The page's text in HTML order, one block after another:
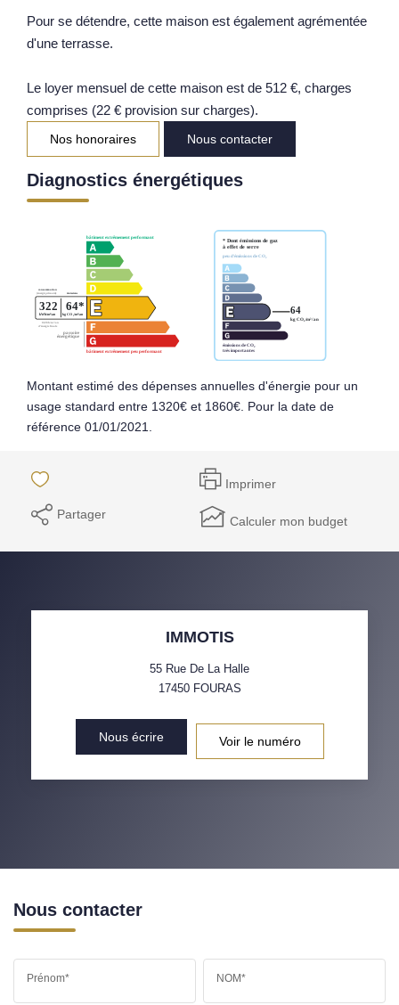
Pour se détendre, cette maison est également agrémentée
d'une terrasse.
Le loyer mensuel de cette maison est de 512 €, charges
comprises (22 € provision sur charges).
Nos honoraires Nous contacter
Diagnostics énergétiques
Montant estimé des dépenses annuelles d'énergie pour un
usage standard entre 1320€ et 1860€. Pour la date de
référence 01/01/2021.
Imprimer
Partager Calculer mon budget
IMMOTIS
55 Rue De La Halle
17450 FOURAS
Nous écrire Voir le numéro
Nous contacter
Prénom* NOM*